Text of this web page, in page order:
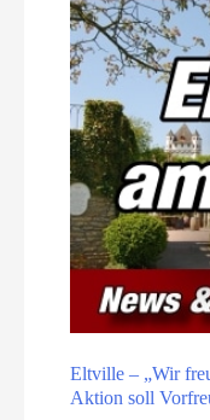
Eltville – „Wir
Aktion soll